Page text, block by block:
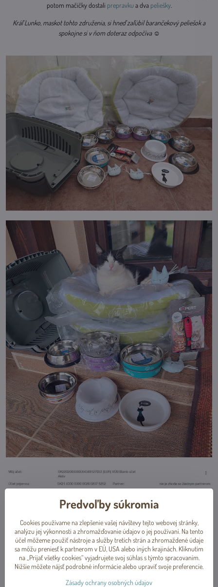
potom mačičky dostali prepravku a dva peliešky.
Kráľ Lunko, maskot tohto združenia, si hneď zaľúbil barančekový peliešok a
spokojne si v ňom doteraz odpočíva ☺
- Marta -
Predvoľby súkromia
Cookies používame na zlepšenie vašej návštevy tejto webovej stránky,
analýzu jej výkonnosti a zhromažďovanie údajov o jej používaní. Na tento
účel môžeme použiť nástroje a služby tretích strán a zhromaždené údaje
sa môžu preniesť k partnerom v EÚ, USA alebo iných krajinách. Kliknutím
na „Prijať všetky cookies“ vyjadrujete svoj súhlas s týmto spracovaním.
Nižšie môžete nájsť podrobné informácie alebo upraviť svoje preferencie.
Zásady ochrany osobných údajov